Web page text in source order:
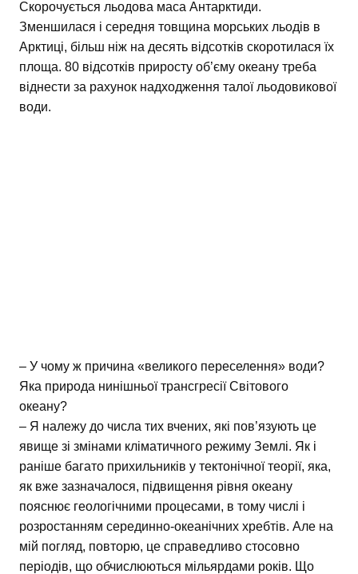
Скорочується льодова маса Антарктиди.
Зменшилася і середня товщина морських льодів в
Арктиці, більш ніж на десять відсотків скоротилася їх
площа. 80 відсотків приросту об’єму океану треба
віднести за рахунок надходження талої льодовикової
води.
– У чому ж причина «великого переселення» води?
Яка природа нинішньої трансгресії Світового
океану?
– Я належу до числа тих вчених, які пов’язують це
явище зі змінами кліматичного режиму Землі. Як і
раніше багато прихильників у тектонічної теорії, яка,
як вже зазначалося, підвищення рівня океану
пояснює геологічними процесами, в тому числі і
розростанням серединно-океанічних хребтів. Але на
мій погляд, повторю, це справедливо стосовно
періодів, що обчислюються мільярдами років. Що